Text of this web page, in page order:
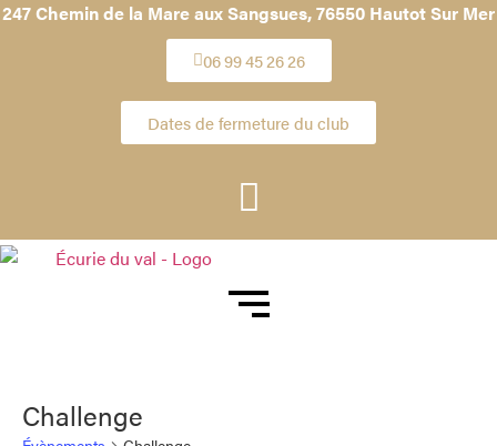
247 Chemin de la Mare aux Sangsues,76550 Hautot Sur Mer
06 99 45 26 26
Dates de fermeture du club
Challenge